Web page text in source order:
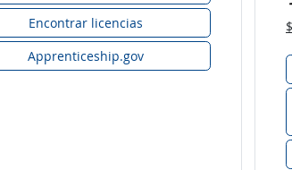
Encontrar licencias
Apprenticeship.gov